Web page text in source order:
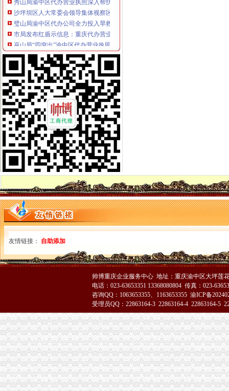
沙坪坝区人大常委会领导集体视察区工商分局渝中区代办公司工作
璧山局渝中区代办公司全力投入旱救灾工作
市局发布红盾示信息：重庆代办营业执照2006年方便面质量监测合格率88.0%
巫山局“四突出”渝中区代办营业执照开展注册登记培训
石柱局重庆代办公司南宾所积造光工商所
涪陵局渝中区工商代办理商业贿赂突破五道难题
高新区局重庆代办营业执照四项措施全力投入旱救灾工作
大渡口局突出“三个重点”重庆代办公司严把暑天食品安全关
璧山县营经济发展呈现三个点
奉节局重庆代办营业执照采取四项措施严查食品安全
市重庆代办公司委学习整改活动督查组到市局督查调研
市重庆代办营业执照局积改进12315指挥调度中心申诉举报功能
梁平局重庆代办营业执照五项制度确保维权工作到位
市重庆代办营业执照局全力以赴抓紧食品安全集中检查工作
高新园局渝中区工商代办高温战酷暑为企业提供优质服务
经开园局重庆代办营业执照积开展废旧回收行业专项整
郭翔副局长主持召开全市重庆代办公司煤矿企业整合注册登记工作会
大足局渝中区工商代办干部职工舍去双休日全力投入旱救灾工作
李晞朦副局渝中区工商代办长到大足局检查指导工作
高新园局渝中区工商代办积采取措施支持库区移民工再就业
巴南局重庆代办营业执照四明确积推进经纪执业人员备案管理
丰都局重庆代办营业执照旱救灾树良好形象
郭翔副局渝中区代办公司长到江津局调研
南川局重庆代办营业执照积参加森林灭火
万州局化合同业务培训促“转型”渝中区工商代办
巫山县工商局重庆代办公司六项措施保障食品消费安全
荣昌县工商局渝中区代办营业执照制定出台网上数据任务效能考核办法
万盛区全体人大领导到万盛区工商分局重庆代办公司检查工作
郭翔、渝中区代办公司李晞朦副局长为九龙园区企业现场出谋划策
大足县工商局渝中区代办公司就农村经纪人现状提出发展对策
黔江区工商分局创四大平台支持农村“双建工程”重庆代办营业执照
城口县工商局渝中区代办营业执照采取四条措施构筑食品安全监管
巴南区工商分局渝中区工商代办创办《商品质量检测通报》
大足县工商局渝中区代办公司从六个方面提高基层监管执法人员办案水平
南岸区工商分局重庆代办公司积发挥职能作用投身旱救灾工作
市工商局与市消委共同开展“诚信兴商宣月”重庆代办公司活动
友情链接： 自助添加
帅博重庆企业服务中心 地址：重庆渝中区大坪莲
电话：023-63653351 13368080804 传真：023-
咨询QQ：1063653355、1163653355 渝ICP备
受理员QQ：22863164-3 22863164-4 22863164-5